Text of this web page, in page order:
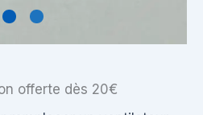
offerte dès 20€